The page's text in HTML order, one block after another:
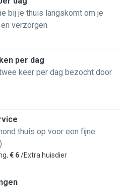
bij je thuis langskomt om je
verzorgen
per dag
keer per dag bezocht door
thuis op voor een fijne
€ 6/Extra huisdier